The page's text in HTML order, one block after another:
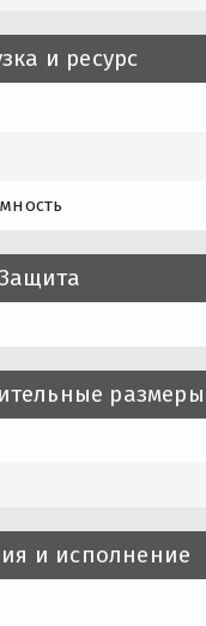
и ресурс
размеры
и исполнение